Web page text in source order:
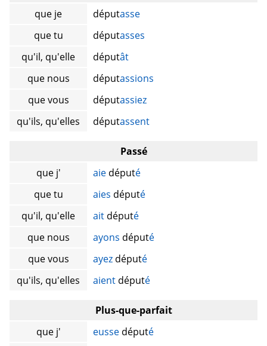
que je
députasse
que tu
députasses
qu'il, qu'elle
députât
que nous
députassions
que vous
députassiez
qu'ils, qu'elles
députassent
Passé
que j'
aie député
que tu
aies député
qu'il, qu'elle
ait député
que nous
ayons député
que vous
ayez député
qu'ils, qu'elles
aient député
Plus-que-parfait
que j'
eusse député